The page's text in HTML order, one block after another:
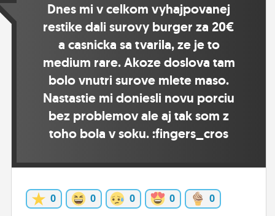
ČINŽIAK
FÓRUM
STATUSY
BLOGY
OBRÁZKY
ĽUDIA
MÔJ PROFIL
NASTAVENIA
ROLETA
Dnes mi v celkom vyhajpovanej
restike dali surovy burger za 20€
a casnicka sa tvarila, ze je to
medium rare. Akoze doslova tam
bolo vnutri surove mlete maso.
Nastastie mi doniesli novu porciu
bez problemov ale aj tak som z
toho bola v soku. :fingers_cros
0 0 0 0 0